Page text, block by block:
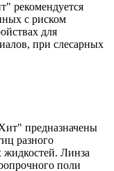
рекомендуется
с риском
для
при слесарных
предназначены
разного
жидкостей. Линза
поли